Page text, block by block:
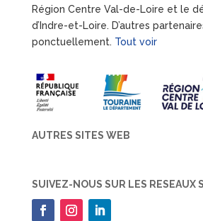
Région Centre Val-de-Loire et le
d’Indre-et-Loire. D’autres
ponctuellement. Tout voir
AUTRES SITES WEB
SUIVEZ-NOUS SUR LES RESEAUX